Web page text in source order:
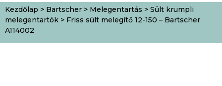
Kezdőlap > Bartscher > Melegentartás > Sült krumpli
melegentartók > Friss sült melegítő 12-150 – Bartscher
A114002